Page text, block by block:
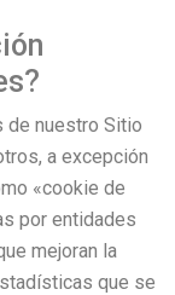
de nuestro Sitio
a excepción
«cookie de
por entidades
mejoran la
que se